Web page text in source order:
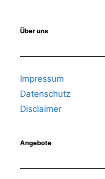
Über uns
Impressum
Datenschutz
Disclaimer
Angebote